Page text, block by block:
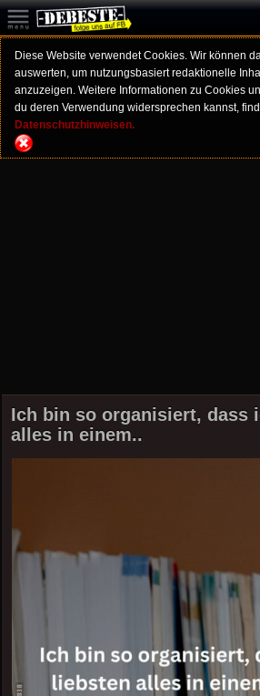
Diese Website verwendet Cookies. Wir können
auswerten, um nutzungsbasiert redaktionelle
anzuzeigen. Weitere Informationen zu Cookies
du deren Verwendung widersprechen kannst,
Datenschutzhinweisen.
Ich bin so organisiert, dass
alles in einem..